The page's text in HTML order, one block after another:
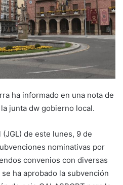
ha informado en una nota de
junta dw gobierno local.
de este lunes, 9 de
nominativas por
convenios con diversas
ha aprobado la subvención